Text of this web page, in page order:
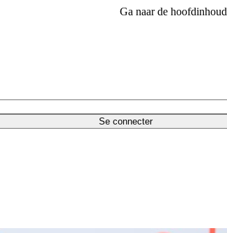
Ga naar de hoofdinhoud
Se connecter